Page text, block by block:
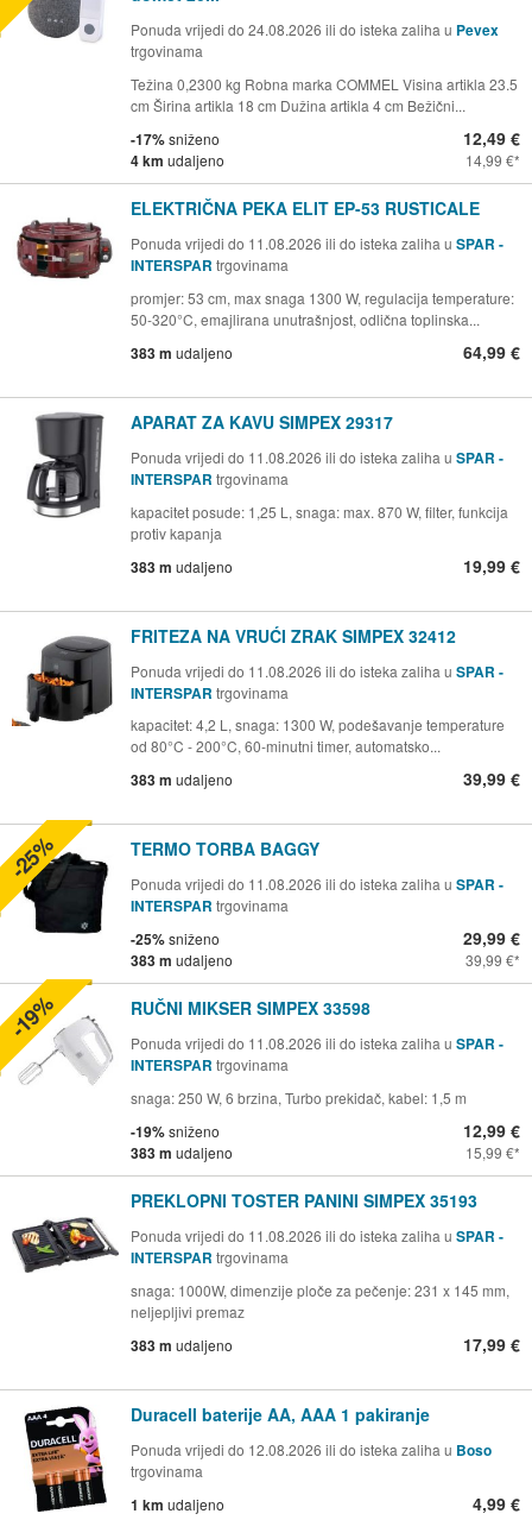
Ponuda vrijedi do 24.08.2026 ili do isteka zaliha u Pevex
trgovinama
Težina 0,2300 kg Robna marka COMMEL Visina artikla 23.5
cm Širina artikla 18 cm Dužina artikla 4 cm Bežični...
-17%sniženo
4 km udaljeno
12,49 €
14,99 €
ELEKTRIČNA PEKA ELIT EP-53 RUSTICALE
Ponuda vrijedi do 11.08.2026 ili do isteka zaliha u SPAR -
INTERSPAR trgovinama
promjer: 53 cm, max snaga 1300 W, regulacija temperature:
50-320°C, emajlirana unutrašnjost, odlična toplinska...
383 m udaljeno 64,99 €
APARAT ZA KAVU SIMPEX 29317
Ponuda vrijedi do 11.08.2026 ili do isteka zaliha u SPAR -
INTERSPAR trgovinama
kapacitet posude: 1,25 L, snaga: max. 870 W, filter, funkcija
protiv kapanja
383 m udaljeno 19,99 €
FRITEZA NA VRUĆI ZRAK SIMPEX 32412
Ponuda vrijedi do 11.08.2026 ili do isteka zaliha u SPAR -
INTERSPAR trgovinama
kapacitet: 4,2 L, snaga: 1300 W, podešavanje temperature
od 80°C - 200°C, 60-minutni timer, automatsko...
383 m udaljeno 39,99 €
TERMO TORBA BAGGY
Ponuda vrijedi do 11.08.2026 ili do isteka zaliha u SPAR -
INTERSPAR trgovinama
-25%sniženo
383 m udaljeno
29,99 €
39,99 €
-25%
RUČNI MIKSER SIMPEX 33598
Ponuda vrijedi do 11.08.2026 ili do isteka zaliha u SPAR -
INTERSPAR trgovinama
snaga: 250 W, 6 brzina, Turbo prekidač, kabel: 1,5 m
-19%sniženo
383 m udaljeno
12,99 €
15,99 €
-19%
PREKLOPNI TOSTER PANINI SIMPEX 35193
Ponuda vrijedi do 11.08.2026 ili do isteka zaliha u SPAR -
INTERSPAR trgovinama
snaga: 1000W, dimenzije ploče za pečenje: 231 x 145 mm,
neljepljivi premaz
383 m udaljeno 17,99 €
Duracell baterije AA, AAA 1 pakiranje
Ponuda vrijedi do 12.08.2026 ili do isteka zaliha u Boso
trgovinama
1 km udaljeno 4,99 €